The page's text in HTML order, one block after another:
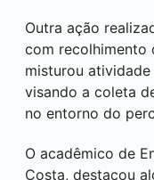
Outra ação
com recolhimento
misturou
visando a coleta
no entorno do
O acadêmico de
Costa, destacou